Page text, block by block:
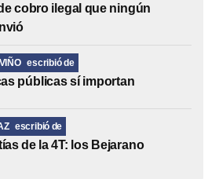
cobro ilegal que ningún
escribió de
públicas sí importan
escribió de
de la 4T: los Bejarano